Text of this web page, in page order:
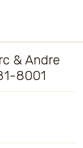
& Andre
8001